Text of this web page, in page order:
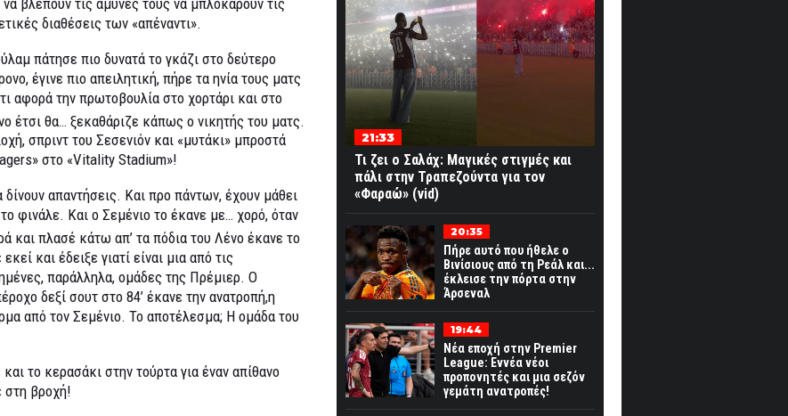
διαθέσεις των «απέναντι».
πάτησε πιο δυνατά το γκάζι στο δεύτερο
έγινε πιο απειλητική, πήρε τα ηνία τους ματς
αφορά την πρωτοβουλία στο χορτάρι και στο
έτσι θα… ξεκαθάριζε κάπως ο νικητής του ματς.
σπριντ του Σεσενιόν και «μυτάκι» μπροστά
στο «Vitality Stadium»!
απαντήσεις. Και προ πάντων, έχουν μάθει
φινάλε. Και ο Σεμένιο το έκανε με… χορό, όταν
και πλασέ κάτω απ’ τα πόδια του Λένο έκανε το
και έδειξε γιατί είναι μια από τις
παράλληλα, ομάδες της Πρέμιερ. Ο
δεξί σουτ στο 84’ έκανε την ανατροπή,η
από τον Σεμένιο. Το αποτέλεσμα; Η ομάδα του
το κερασάκι στην τούρτα για έναν απίθανο
στη βροχή!
21:33
Τι ζει ο Σαλάχ: Μαγικές στιγμές και
πάλι στην Τραπεζούντα για τον
«Φαραώ» (vid)
20:35
Πήρε αυτό που ήθελε ο
Βινίσιους από τη Ρεάλ και...
έκλεισε την πόρτα στην
Άρσεναλ
19:44
Νέα εποχή στην Premier
League: Εννέα νέοι
προπονητές και μια σεζόν
γεμάτη ανατροπές!